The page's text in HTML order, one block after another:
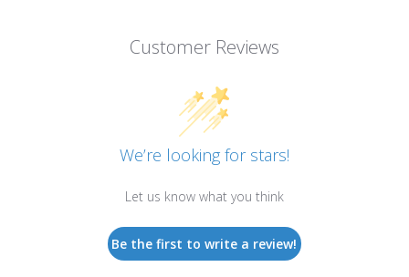
Customer Reviews
We’re looking for stars!
Let us know what you think
Be the first to write a review!